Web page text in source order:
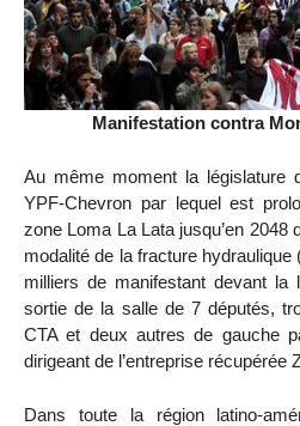
Manifestation contra
Au même moment la législature
YPF-Chevron par lequel est
zone Loma La Lata jusqu’en 2048
modalité de la fracture hydraulique
milliers de manifestant devant la
sortie de la salle de 7 députés,
CTA et deux autres de gauche
dirigeant de l’entreprise récupérée
Dans toute la région latino-